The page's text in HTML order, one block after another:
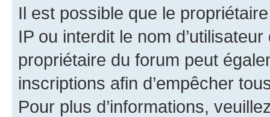
Il est possible que le
IP ou interdit le nom
propriétaire du forum peut
inscriptions afin d’empêcher
Pour plus d’informations,